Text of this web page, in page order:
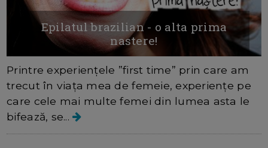
Epilatul brazilian - o alta prima
nastere!
Printre experiențele ”first time” prin care am
trecut în viața mea de femeie, experiențe pe
care cele mai multe femei din lumea asta le
bifează, se...